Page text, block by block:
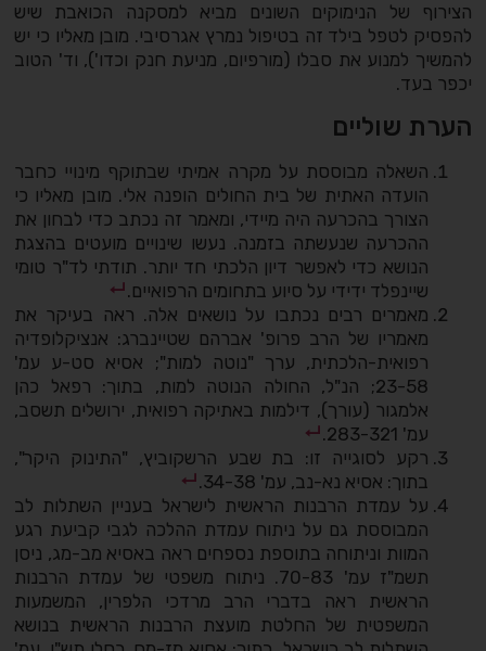
הצירוף של הנימוקים השונים מביא למסקנה הכואבת שיש
להפסיק לטפל בילד זה בטיפול נמרץ אגרסיבי. מובן מאליו כי יש
להמשיך למנוע את סבלו (מורפיום, מניעת חנק וכדו'), וד' הטוב
יכפר בעד.
הערת שוליים
השאלה מבוססת על מקרה אמיתי שבתוקף מינויי כחבר
הועדה האתית של בית החולים הופנה אלי. מובן מאליו כי
הצורך בהכרעה היה מיידי, ומאמר זה נכתב כדי לבחון את
ההכרעה שנעשתה בזמנה. נעשו שינויים מועטים בהצגת
הנושא כדי לאפשר דיון הלכתי חד יותר. תודתי לד"ר טומי
שיינפלד ידידי על סיוע בתחומים הרפואיים.
מאמרים רבים נכתבו על נושאים אלה. ראה בעיקר את
מאמריו של הרב פרופ' אברהם שטיינברג: אנציקלופדיה
רפואית-הלכתית, ערך "נוטה למות"; אסיא סט-ע עמ'
23­-58; הנ"ל, החולה הנוטה למות, בתוך: רפאל כהן
אלמגור (עורך), דילמות באתיקה רפואית, ירושלים תשסב,
עמ' 283­-321.
רקע לסוגייה זו: בת שבע הרשקוביץ, "התינוק היקר",
בתוך: אסיא נא-נב, עמ' 34­-38.
על עמדת הרבנות הראשית לישראל בעניין השתלות לב
המבוססת גם על ניתוח עמדת ההלכה לגבי קביעת רגע
המוות וניתוחה בתוספת נספחים ראה באסיא מב-מג, ניסן
תשמ"ז עמ' 70­-83. ניתוח משפטי של עמדת הרבנות
הראשית ראה בדברי הרב מרדכי הלפרין, המשמעות
המשפטית של החלטת מועצת הרבנות הראשית בנושא